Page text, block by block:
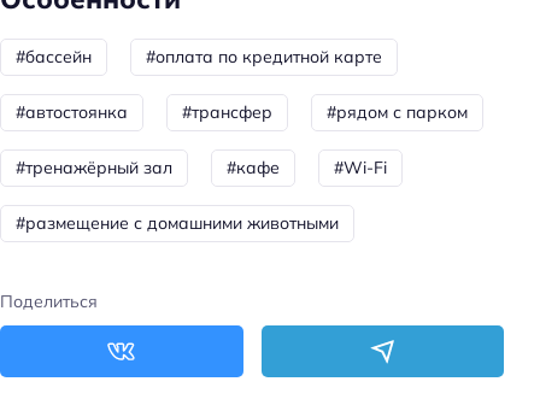
Бассейн
Парковка
Тренажёрный зал
Оплата картой
#бассейн #оплата по кредитной карте
#автостоянка #трансфер #рядом с парком
#тренажёрный зал #кафе #Wi-Fi
#размещение с домашними животными
Поделиться